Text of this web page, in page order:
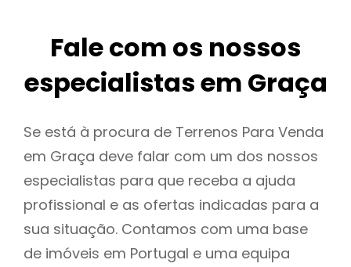
Fale com os nossos
especialistas em Graça
Se está à procura de Terrenos Para Venda
em Graça deve falar com um dos nossos
especialistas para que receba a ajuda
profissional e as ofertas indicadas para a
sua situação. Contamos com uma base
de imóveis em Portugal e uma equipa